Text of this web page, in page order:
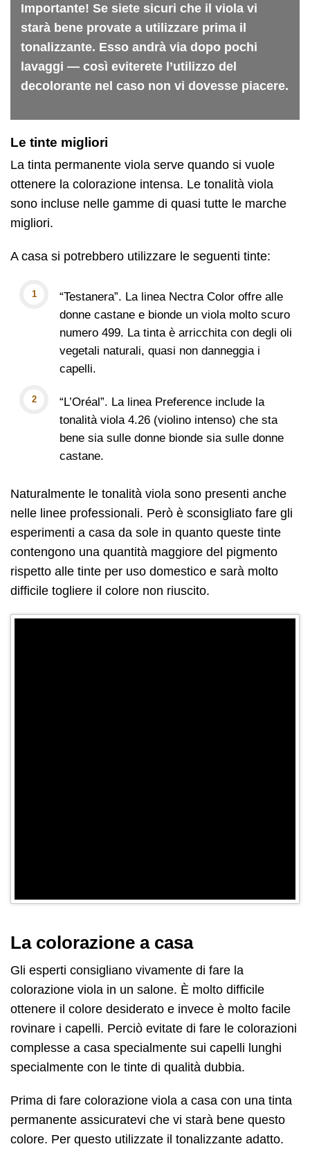
Importante! Se siete sicuri che il viola vi
starà bene provate a utilizzare prima il
tonalizzante. Esso andrà via dopo pochi
lavaggi — così eviterete l’utilizzo del
decolorante nel caso non vi dovesse piacere.
Le tinte migliori
La tinta permanente viola serve quando si vuole
ottenere la colorazione intensa. Le tonalità viola
sono incluse nelle gamme di quasi tutte le marche
migliori.
A casa si potrebbero utilizzare le seguenti tinte:
“Testanera”. La linea Nectra Color offre alle
donne castane e bionde un viola molto scuro
numero 499. La tinta è arricchita con degli oli
vegetali naturali, quasi non danneggia i
capelli.
“L’Oréal”. La linea Preference include la
tonalità viola 4.26 (violino intenso) che sta
bene sia sulle donne bionde sia sulle donne
castane.
Naturalmente le tonalità viola sono presenti anche
nelle linee professionali. Però è sconsigliato fare gli
esperimenti a casa da sole in quanto queste tinte
contengono una quantità maggiore del pigmento
rispetto alle tinte per uso domestico e sarà molto
difficile togliere il colore non riuscito.
La colorazione a casa
Gli esperti consigliano vivamente di fare la
colorazione viola in un salone. È molto difficile
ottenere il colore desiderato e invece è molto facile
rovinare i capelli. Perciò evitate di fare le colorazioni
complesse a casa specialmente sui capelli lunghi
specialmente con le tinte di qualità dubbia.
Prima di fare colorazione viola a casa con una tinta
permanente assicuratevi che vi starà bene questo
colore. Per questo utilizzate il tonalizzante adatto.